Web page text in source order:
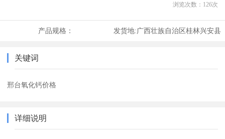
浏览次数： 126次
产品规格： 发货地:广西壮族自治区桂林兴安县
关键词
邢台氧化钙价格
详细说明